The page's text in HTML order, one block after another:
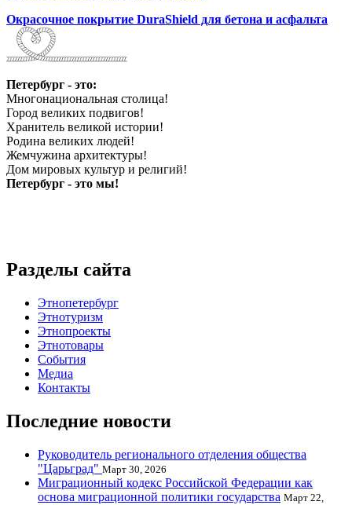
Окрасочное покрытие DuraShield для бетона и асфальта
Петербург - это:
Многонациональная столица!
Город великих подвигов!
Хранитель великой истории!
Родина великих людей!
Жемчужина архитектуры!
Дом мировых культур и религий!
Петербург - это мы!
Разделы сайта
Этнопетербург
Этнотуризм
Этнопроекты
Этнотовары
События
Медиа
Контакты
Последние новости
Руководитель регионального отделения общества
"Царьград" Март 30, 2026
Миграционный кодекс Российской Федерации как
основа миграционной политики государства Март 22,